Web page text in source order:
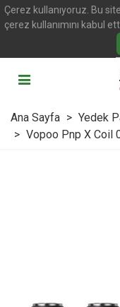
Çerez kullanıyoruz. Bu
çerez kullanımını kabul
Ana Sayfa > Yedek
> Vopoo Pnp X Coil